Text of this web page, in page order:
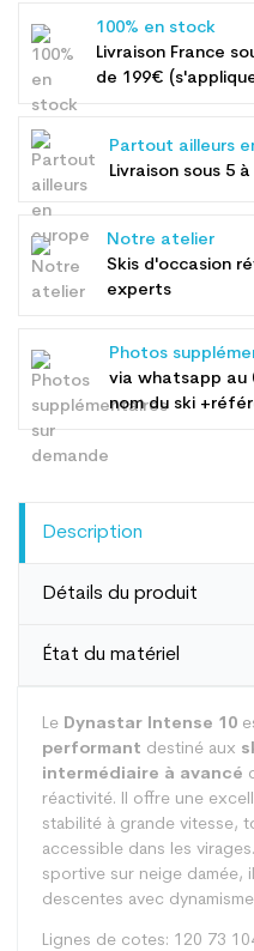
100% en stock
Livraison France
de 199€
Partout ailleurs
Livraison sous 5
Notre atelier
Skis d'occasion
experts
Photos
via whatsapp au
nom du ski
Description
Détails du produit
État du matériel
Le Dynastar Intense 10
performant destiné aux
intermédiaire à avancé
réactivité. Il offre une
stabilité à grande vitesse,
accessible dans les
sportive sur neige damée,
descentes avec
Lignes de cotes: 120 73